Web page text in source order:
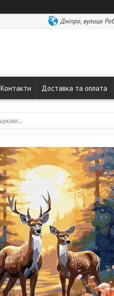
Дніпро, вулиця
Контакти Доставка та оплата